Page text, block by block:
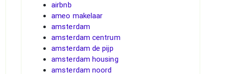
airbnb
ameo makelaar
amsterdam
amsterdam centrum
amsterdam de pijp
amsterdam housing
amsterdam noord